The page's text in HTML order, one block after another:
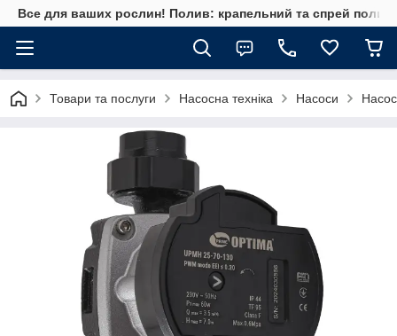
Все для ваших рослин! Полив: крапельний та спрей полив,
Товари та послуги Насосна техніка Насоси